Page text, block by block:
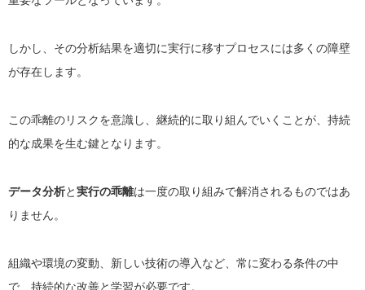
しかし、その分析結果を適切に実行に移すプロセスには多くの障壁
が存在します。
この乖離のリスクを意識し、継続的に取り組んでいくことが、持続
的な成果を生む鍵となります。
データ分析と実行の乖離は一度の取り組みで解消されるものではあ
りません。
組織や環境の変動、新しい技術の導入など、常に変わる条件の中
で、持続的な改善と学習が必要です。